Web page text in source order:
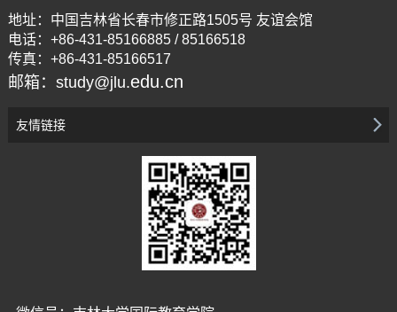
地址：中国吉林省长春市修正路1505号 友谊会馆
电话：+86-431-85166885 / 85166518
传真：+86-431-85166517
邮箱：study@jlu.edu.cn
友情链接